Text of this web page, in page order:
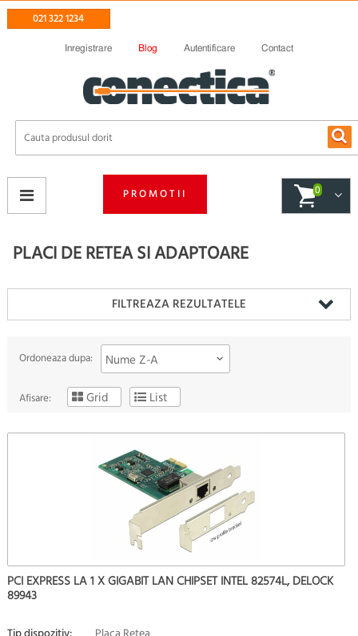
021 322 1234
Inregistrare Blog Autentificare Contact
PROMOTII 0
PLACI DE RETEA SI ADAPTOARE
FILTREAZA REZULTATELE
Ordoneaza dupa: Nume Z-A
Afisare: Grid List
PCI EXPRESS LA 1 X GIGABIT LAN CHIPSET INTEL 82574L, DELOCK
89943